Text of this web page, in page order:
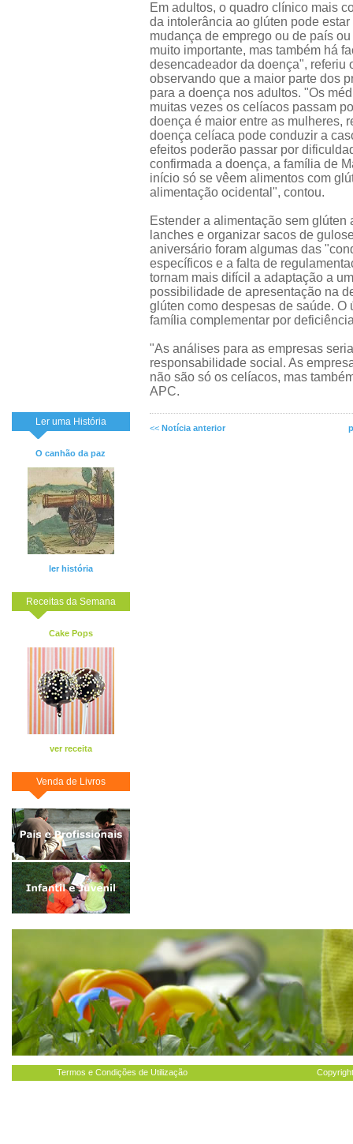
Ler uma História
O canhão da paz
ler história
Receitas da Semana
Cake Pops
ver receita
Venda de Livros
Em adultos, o quadro clínico mais
da intolerância ao glúten pode
mudança de emprego ou de país
muito importante, mas também há
desencadeador da doença", referiu
observando que a maior parte dos
para a doença nos adultos. "Os
muitas vezes os celíacos passam
doença é maior entre as mulheres,
doença celíaca pode conduzir a
efeitos poderão passar por
confirmada a doença, a família de
início só se vêem alimentos com
alimentação ocidental", contou.
Estender a alimentação sem
lanches e organizar sacos de
aniversário foram algumas das
específicos e a falta de
tornam mais difícil a adaptação a
possibilidade de apresentação na
glúten como despesas de saúde.
família complementar por
"As análises para as empresas
responsabilidade social. As
não são só os celíacos, mas
APC.
<< Notícia anterior
Termos e Condições de Utilização